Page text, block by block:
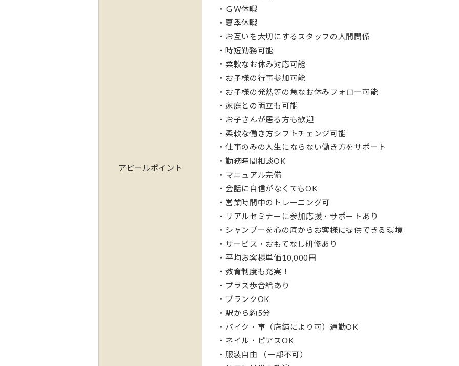
アピールポイント
・ＧＷ休暇
・夏季休暇
・お互いを大切にするスタッフの人間関係
・時短勤務可能
・柔軟なお休み対応可能
・お子様の行事参加可能
・お子様の発熱等の急なお休みフォロー可能
・家庭との両立も可能
・お子さんが居る方も歓迎
・柔軟な働き方シフトチェンジ可能
・仕事のみの人生にならない働き方をサポート
・勤務時間相談OK
・マニュアル完備
・会話に自信がなくてもOK
・営業時間中のトレーニング可
・リアルセミナーに参加応援・サポートあり
・シャンプーを心の底からお客様に提供できる環境
・サービス・おもてなし研修あり
・平均お客様単価10,000円
・教育制度も充実！
・プラス歩合給あり
・ブランクOK
・駅から約5分
・バイク・車（店舗により可）通勤OK
・ネイル・ピアスOK
・服装自由 （一部不可）